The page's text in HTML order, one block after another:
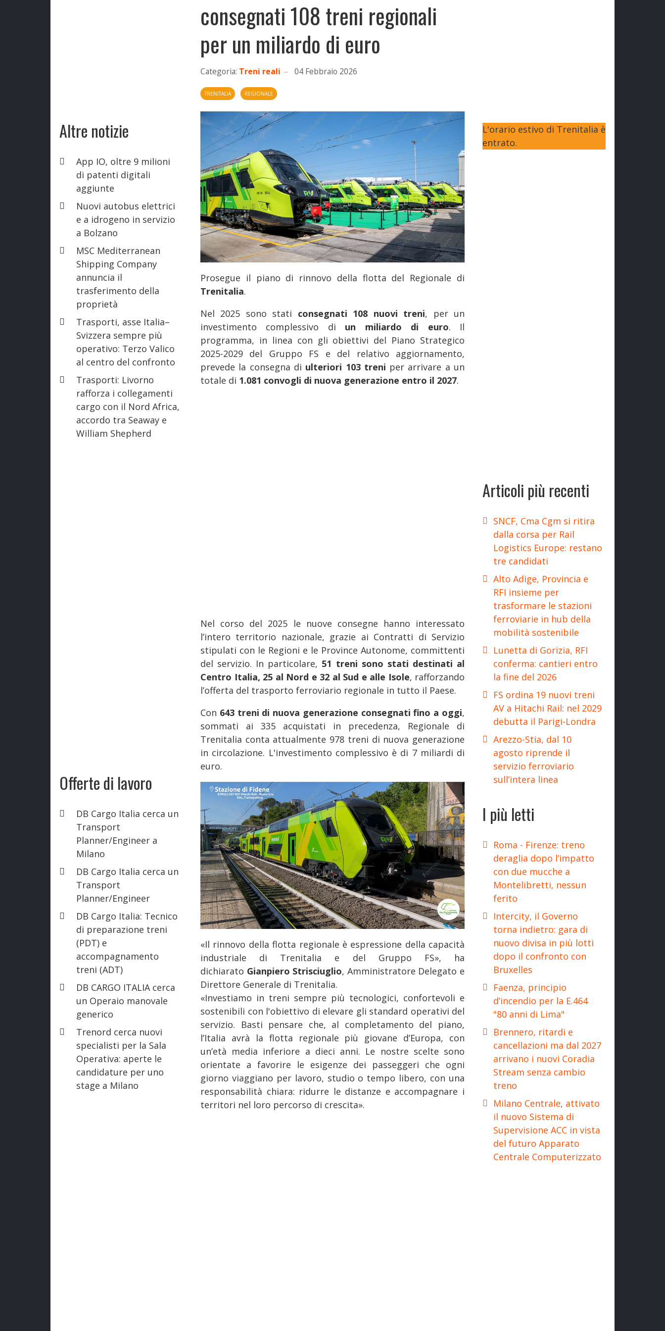
Altre notizie
App IO, oltre 9 milioni
di patenti digitali
aggiunte
Nuovi autobus elettrici
e a idrogeno in servizio
a Bolzano
MSC Mediterranean
Shipping Company
annuncia il
trasferimento della
proprietà
Trasporti, asse Italia–
Svizzera sempre più
operativo: Terzo Valico
al centro del confronto
Trasporti: Livorno
rafforza i collegamenti
cargo con il Nord Africa,
accordo tra Seaway e
William Shepherd
Offerte di lavoro
DB Cargo Italia cerca un
Transport
Planner/Engineer a
Milano
DB Cargo Italia cerca un
Transport
Planner/Engineer
DB Cargo Italia: Tecnico
di preparazione treni
(PDT) e
accompagnamento
treni (ADT)
DB CARGO ITALIA cerca
un Operaio manovale
generico
Trenord cerca nuovi
specialisti per la Sala
Operativa: aperte le
candidature per uno
stage a Milano
consegnati 108 treni regionali
per un miliardo di euro
Categoria: Treni reali 04 Febbraio 2026
TRENITALIA REGIONALE
Prosegue il piano di rinnovo della flotta del Regionale di
Trenitalia.
Nel 2025 sono stati consegnati 108 nuovi treni, per un
investimento complessivo di un miliardo di euro. Il
programma, in linea con gli obiettivi del Piano Strategico
2025-2029 del Gruppo FS e del relativo aggiornamento,
prevede la consegna di ulteriori 103 treni per arrivare a un
totale di 1.081 convogli di nuova generazione entro il 2027.
Nel corso del 2025 le nuove consegne hanno interessato
l’intero territorio nazionale, grazie ai Contratti di Servizio
stipulati con le Regioni e le Province Autonome, committenti
del servizio. In particolare, 51 treni sono stati destinati al
Centro Italia, 25 al Nord e 32 al Sud e alle Isole, rafforzando
l’offerta del trasporto ferroviario regionale in tutto il Paese.
Con 643 treni di nuova generazione consegnati fino a oggi,
sommati ai 335 acquistati in precedenza, Regionale di
Trenitalia conta attualmente 978 treni di nuova generazione
in circolazione. L'investimento complessivo è di 7 miliardi di
euro.
«Il rinnovo della flotta regionale è espressione della capacità
industriale di Trenitalia e del Gruppo FS», ha
dichiarato Gianpiero Strisciuglio, Amministratore Delegato e
Direttore Generale di Trenitalia.
«Investiamo in treni sempre più tecnologici, confortevoli e
sostenibili con l'obiettivo di elevare gli standard operativi del
servizio. Basti pensare che, al completamento del piano,
l’Italia avrà la flotta regionale più giovane d’Europa, con
un’età media inferiore a dieci anni. Le nostre scelte sono
orientate a favorire le esigenze dei passeggeri che ogni
giorno viaggiano per lavoro, studio o tempo libero, con una
responsabilità chiara: ridurre le distanze e accompagnare i
territori nel loro percorso di crescita».
L'orario estivo di Trenitalia è
entrato.
Articoli più recenti
SNCF, Cma Cgm si ritira
dalla corsa per Rail
Logistics Europe: restano
tre candidati
Alto Adige, Provincia e
RFI insieme per
trasformare le stazioni
ferroviarie in hub della
mobilità sostenibile
Lunetta di Gorizia, RFI
conferma: cantieri entro
la fine del 2026
FS ordina 19 nuovi treni
AV a Hitachi Rail: nel 2029
debutta il Parigi-Londra
Arezzo-Stia, dal 10
agosto riprende il
servizio ferroviario
sull’intera linea
I più letti
Roma - Firenze: treno
deraglia dopo l’impatto
con due mucche a
Montelibretti, nessun
ferito
Intercity, il Governo
torna indietro: gara di
nuovo divisa in più lotti
dopo il confronto con
Bruxelles
Faenza, principio
d’incendio per la E.464
"80 anni di Lima"
Brennero, ritardi e
cancellazioni ma dal 2027
arrivano i nuovi Coradia
Stream senza cambio
treno
Milano Centrale, attivato
il nuovo Sistema di
Supervisione ACC in vista
del futuro Apparato
Centrale Computerizzato